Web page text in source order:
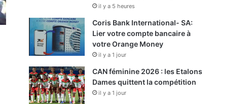
il y a 5 heures
Coris Bank International- SA:
Lier votre compte bancaire à
votre Orange Money
il y a 1 jour
CAN féminine 2026 : les Etalons
Dames quittent la compétition
il y a 1 jour